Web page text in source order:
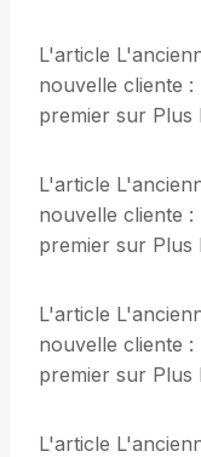
L'article
nouvelle cliente :
premier sur Plus
L'article
nouvelle cliente :
premier sur Plus
L'article
nouvelle cliente :
premier sur Plus
L'article